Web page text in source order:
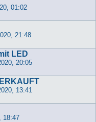
01:02
21:48
LED
20:05
13:41
18:47